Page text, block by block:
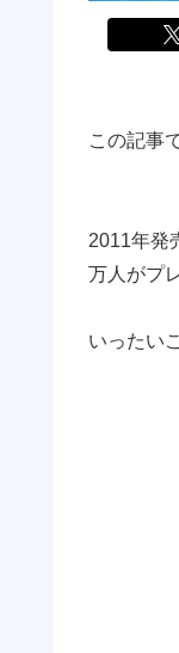
この記事
2011年発
万人がプ
いったい